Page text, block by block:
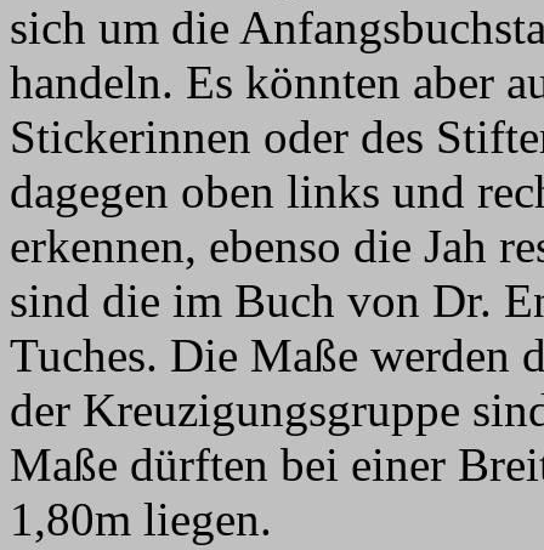
sich um die
handeln. Es könnten aber
Stickerinnen oder des
dagegen oben links und
erkennen, ebenso die Jah
sind die im Buch von Dr.
Tuches. Die Maße werden
der Kreuzigungsgruppe
Maße dürften bei einer
1,80m liegen.